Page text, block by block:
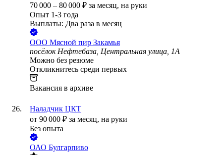
70 000 – 80 000 ₽ за месяц, на руки
Опыт 1-3 года
Выплаты: Два раза в месяц
ООО Мясной пир Закамья
посёлок Нефтебаза, Центральная улица, 1А
Можно без резюме
Откликнитесь среди первых
Вакансия в архиве
Наладчик ЦКТ
от 90 000 ₽ за месяц, на руки
Без опыта
ОАО Булгарпиво